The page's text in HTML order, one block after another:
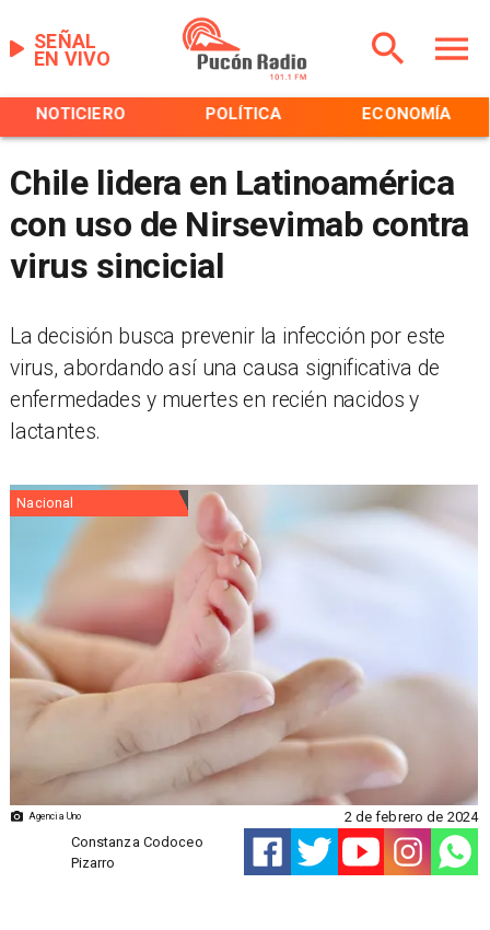
EN VIVO
SEÑAL
NOTICIERO POLÍTICA ECONOMÍA
Chile lidera en Latinoamérica
con uso de Nirsevimab contra
virus sincicial
​La decisión busca prevenir la infección por este
virus, abordando así una causa significativa de
enfermedades y muertes en recién nacidos y
lactantes.
Agencia Uno
Nacional
Constanza Codoceo
Pizarro
2 de febrero de 2024